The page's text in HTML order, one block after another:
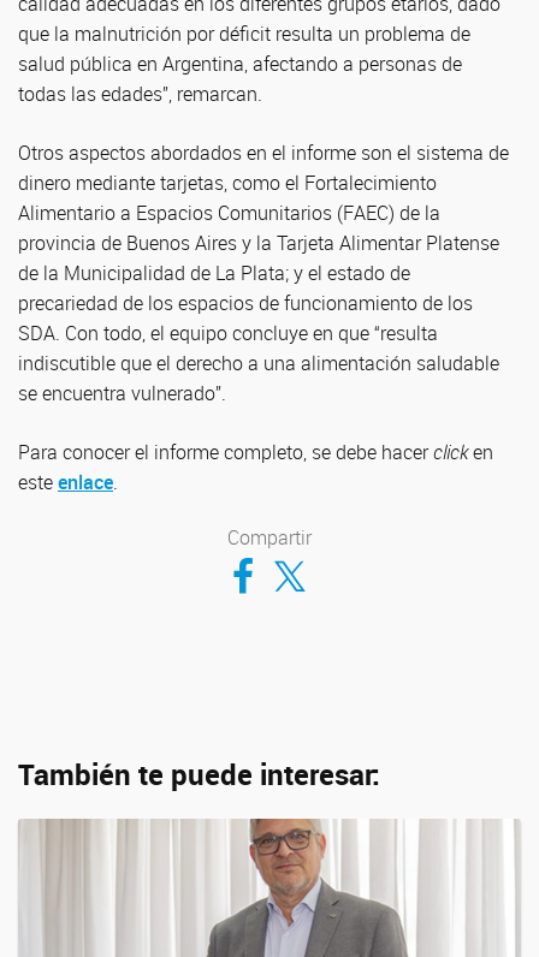
que la malnutrición por déficit resulta un problema de
salud pública en Argentina, afectando a personas de
todas las edades”, remarcan.
Otros aspectos abordados en el informe son el sistema de
dinero mediante tarjetas, como el Fortalecimiento
Alimentario a Espacios Comunitarios (FAEC) de la
provincia de Buenos Aires y la Tarjeta Alimentar Platense
de la Municipalidad de La Plata; y el estado de
precariedad de los espacios de funcionamiento de los
SDA. Con todo, el equipo concluye en que “resulta
indiscutible que el derecho a una alimentación saludable
se encuentra vulnerado”.
Para conocer el informe completo, se debe hacerclicken
esteenlace.
Compartir
Compartir en Facebook
Compartir en Twitter
También te puede interesar: